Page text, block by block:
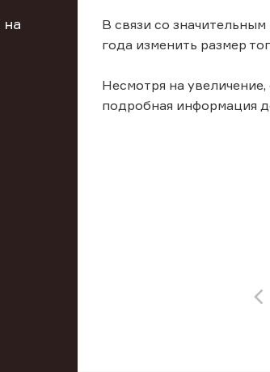
на
В связи со
года изменить размер
Несмотря на
подробная информация